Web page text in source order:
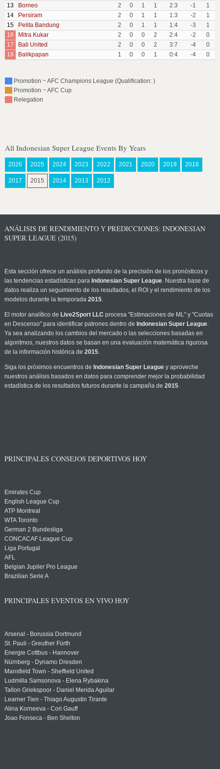
13 Borneo 2 0 1 1 2:3 -1
1
14
Persiram 2 0 1 1 1:3 -2
1
15
Pelita Bandung 2 0 1 1 1:4 -3
1
16
Mitra Kukar 2 0 0 2 2:4 -2
0
17
Bali United 2 0 0 2 3:7 -4
0
18
Balikpapan 1 0 0 1 0:4 -4 0
Promotion ~ AFC Champions League (Qualification: )
Promotion ~ AFC Cup
Relegation
All Indonesian Super League Events By Years
2026 2025 2024 2023 2022 2021 2020 2019 2018
2017 2015 2014 2013 2012
ANÁLISIS DE RENDIMIENTO Y PREDICCIONES: INDONESIAN
SUPER LEAGUE (2015)
Esta sección ofrece un análisis profundo de la precisión de los pronósticos y
las tendencias estadísticas para Indonesian Super League. Nuestra base de
datos realiza un seguimiento de los resultados, el ROI y el rendimiento de los
modelos durante la temporada 2015.
El motor analítico de Live2Sport LLC procesa "Estimaciones de ML" y "Cuotas
en Descenso" para identificar patrones dentro de Indonesian Super League.
Ya sea analizando los cambios del mercado o las selecciones basadas en
algoritmos, nuestros datos se basan en una evaluación matemática rigurosa
de la información histórica de 2015.
Siga los próximos encuentros de Indonesian Super Leaguey aproveche
nuestros análisis basados en datos para comprender mejor la probabilidad
estadística de los resultados futuros durante la campaña de 2015.
PRINCIPALES CONSEJOS DEPORTIVOS HOY
Emirates Cup
English League Cup
ATP Montreal
WTA Toronto
German 2 Bundesliga
CONCACAF League Cup
Liga Portugal
AFL
Belgian Jupiler Pro League
Brazilian Serie A
PRINCIPALES EVENTOS EN VIVO HOY
Arsenal - Borussia Dortmund
St. Pauli - Greuther Fürth
Energie Cottbus - Hannover
Nürnberg - Dynamo Dresden
Mansfield Town - Sheffield United
Ludmilla Samsonova - Elena Rybakina
Tallon Griekspoor - Daniel Merida Aguilar
Learner Tien - Thiago Augustin Tirante
Alina Korneeva - Cori Gauff
Joao Fonseca - Ben Shelton